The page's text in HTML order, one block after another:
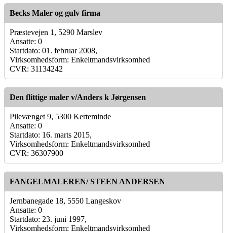
Becks Maler og gulv firma
Præstevejen 1, 5290 Marslev
Ansatte: 0
Startdato: 01. februar 2008,
Virksomhedsform: Enkeltmandsvirksomhed
CVR: 31134242
Den flittige maler v/Anders k Jørgensen
Pilevænget 9, 5300 Kerteminde
Ansatte: 0
Startdato: 16. marts 2015,
Virksomhedsform: Enkeltmandsvirksomhed
CVR: 36307900
FANGELMALEREN/ STEEN ANDERSEN
Jernbanegade 18, 5550 Langeskov
Ansatte: 0
Startdato: 23. juni 1997,
Virksomhedsform: Enkeltmandsvirksomhed